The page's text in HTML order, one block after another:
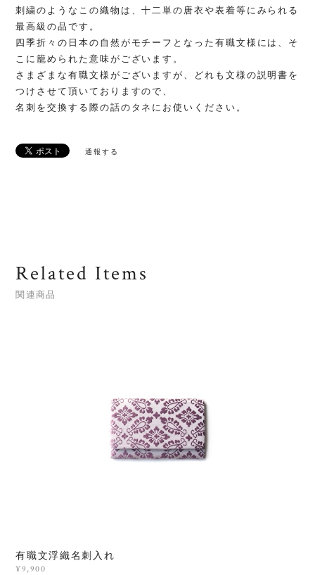
刺繍のようなこの織物は、十二単の唐衣や表着等にみられる
最高級の品です。
四季折々の日本の自然がモチーフとなった有職文様には、そ
こに籠められた意味がございます。
さまざまな有職文様がございますが、どれも文様の説明書を
つけさせて頂いておりますので、
名刺を交換する際の話のタネにお使いください。
通報する
Related Items
関連商品
有職文浮織名刺入れ
¥9,900